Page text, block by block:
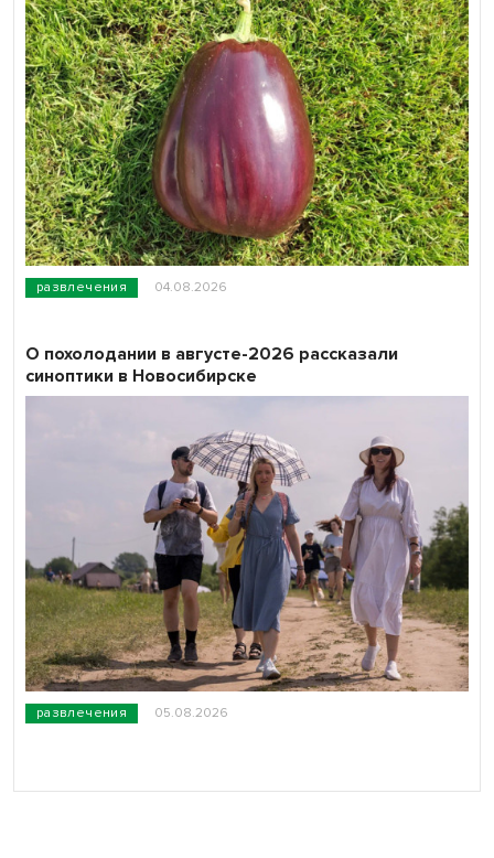
развлечения 04.08.2026
развлечения 05.08.2026
О похолодании в августе-2026 рассказали
синоптики в Новосибирске